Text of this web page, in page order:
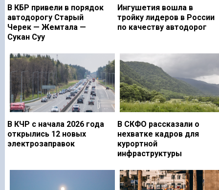
В КБР привели в порядок
автодорогу Старый
Черек — Жемтала —
Сукан Суу
Ингушетия вошла в
тройку лидеров в России
по качеству автодорог
В КЧР с начала 2026 года
открылись 12 новых
электрозаправок
В СКФО рассказали о
нехватке кадров для
курортной
инфраструктуры